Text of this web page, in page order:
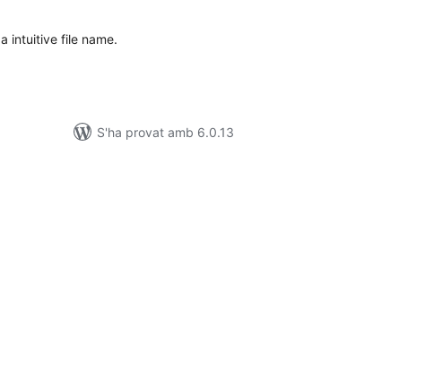
intuitive file name.
S'ha provat amb 6.0.13